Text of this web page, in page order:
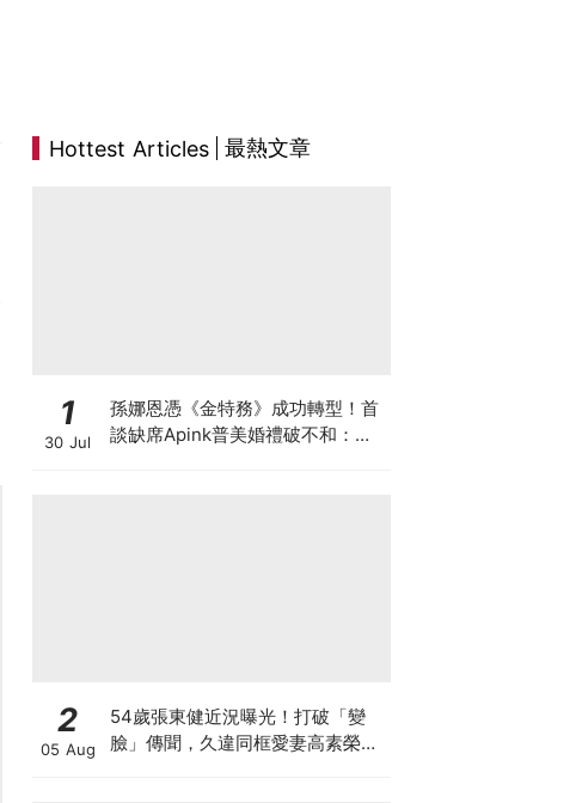
Hottest Articles 最熱文章
1
30 Jul
孫娜恩憑《金特務》成功轉型！首
談缺席Apink普美婚禮破不和：為
2
05 Aug
54歲張東健近況曝光！打破「變
臉」傳聞，久違同框愛妻高素榮甜